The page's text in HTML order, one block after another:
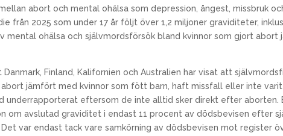
abort och mental ohälsa som depression, ångest, missbruk
från 2025 som under 17 år följt över 1,2 miljoner graviditeter,
mental ohälsa och självmordsförsök bland kvinnor som gjort abort
Finland, Kalifornien och Australien har visat att
jämfört med kvinnor som fött barn, haft missfall eller inte varit
underrapporterat eftersom de inte alltid sker direkt efter aborten.
om avslutad graviditet i endast 11 procent av dödsbevisen efter
var endast tack vare samkörning av dödsbevisen mot register